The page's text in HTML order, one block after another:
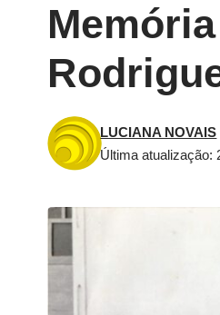
Última atualização:
LUCIANA NOVAIS